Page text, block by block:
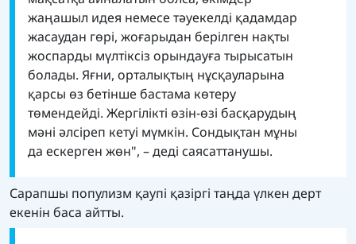
жаңашыл идея немесе тәуекелді қадамдар
жасаудан гөрі, жоғарыдан берілген нақты
жоспарды мүлтіксіз орындауға тырысатын
болады. Яғни, орталықтың нұсқауларына
қарсы өз бетінше бастама көтеру
төмендейді. Жергілікті өзін-өзі басқарудың
мәні әлсіреп кетуі мүмкін. Сондықтан мұны
да ескерген жөн", – деді саясаттанушы.
Сарапшы популизм қаупі қазіргі таңда үлкен дерт
екенін баса айтты.